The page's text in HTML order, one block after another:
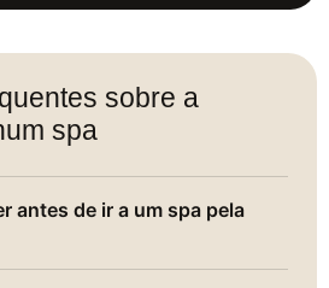
sobre a
spa
antes de ir a um spa pela